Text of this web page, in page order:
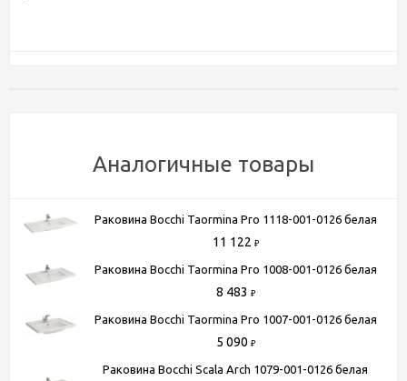
накладная
Угловая конструкция
Нет
посередине
Перелив
есть
универсальная
Форма
прямоугольная
На 1 отверстие
102.5
Аналогичные товары
Раковина Bocchi Taormina Pro 1118-001-0126 белая
11 122 ₽
Раковина Bocchi Taormina Pro 1008-001-0126 белая
8 483 ₽
Раковина Bocchi Taormina Pro 1007-001-0126 белая
5 090 ₽
Раковина Bocchi Scala Arch 1079-001-0126 белая